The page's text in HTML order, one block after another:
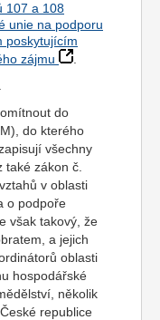
107 a 108
unie na podporu
poskytujícím
zájmu
do
do kterého
všechny
zákon č.
v oblasti
o podpoře
však takový, že
a jejich
oblasti
hospodářské
několik
republice